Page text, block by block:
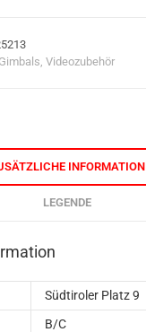
Videozubehör
INFORMATION
LEGENDE
Südtiroler Platz 9
B/C